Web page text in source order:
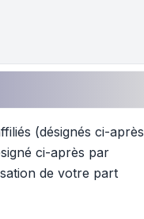
(désignés ci-après
ci-après par
de votre part